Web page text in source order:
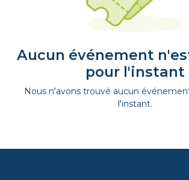
Aucun événement
pour l'instant
Nous n'avons trouvé aucun
l'instant.